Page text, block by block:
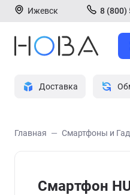
Ижевск 8 (800)
Доставка
Главная Смартфоны и
Смартфон